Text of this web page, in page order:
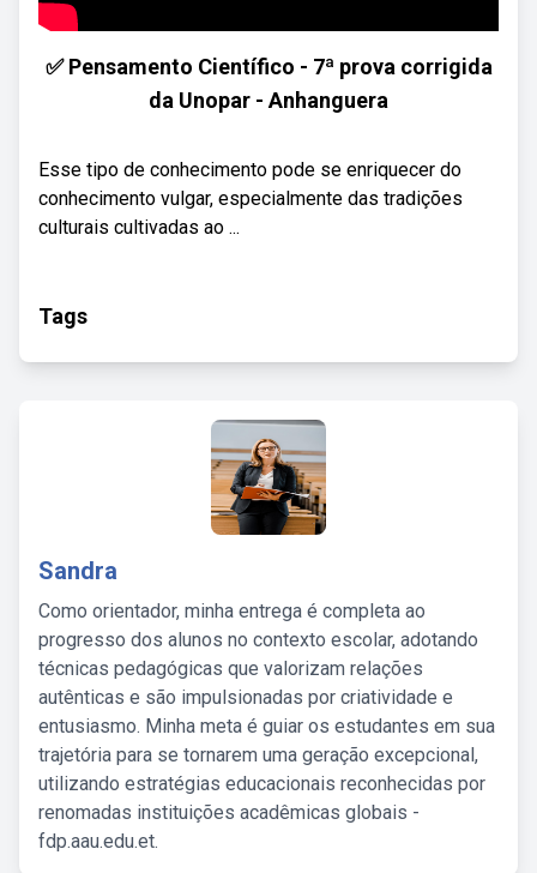
✅ Pensamento Científico - 7ª prova corrigida
da Unopar - Anhanguera
Esse tipo de conhecimento pode se enriquecer do
conhecimento vulgar, especialmente das tradições
culturais cultivadas ao ...
Tags
Sandra
Como orientador, minha entrega é completa ao
progresso dos alunos no contexto escolar, adotando
técnicas pedagógicas que valorizam relações
autênticas e são impulsionadas por criatividade e
entusiasmo. Minha meta é guiar os estudantes em sua
trajetória para se tornarem uma geração excepcional,
utilizando estratégias educacionais reconhecidas por
renomadas instituições acadêmicas globais -
fdp.aau.edu.et.